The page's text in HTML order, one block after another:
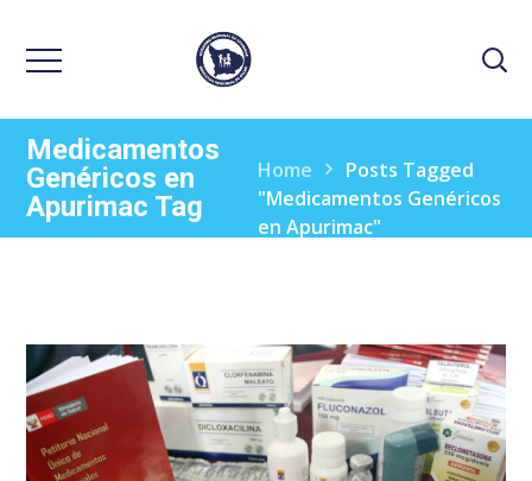
Medicamentos
Genéricos en
Apurimac Tag
Home
Posts Tagged
"Medicamentos Genéricos
en Apurimac"